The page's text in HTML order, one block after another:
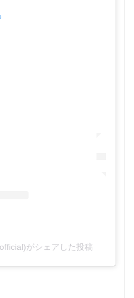
がシェアした投稿